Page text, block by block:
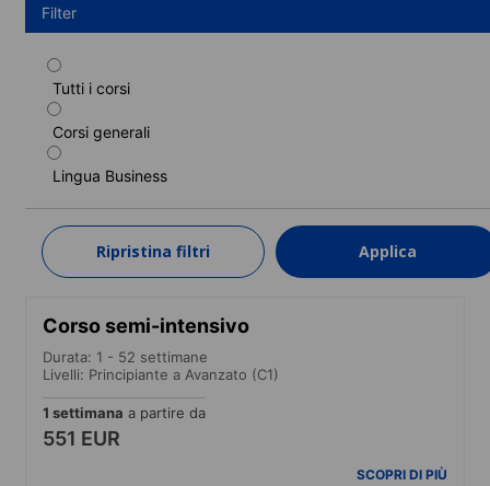
Filter
Tutti i corsi
Corsi generali
Lingua Business
Ripristina filtri Applica
Corso standard
Durata: 1 - 12 settimane
Livelli: Principiante a Avanzato (C1)
SCOPRI DI PIÙ
Corso semi-intensivo
Durata: 1 - 52 settimane
Livelli: Principiante a Avanzato (C1)
1 settimana a partire da
551 EUR
SCOPRI DI PIÙ